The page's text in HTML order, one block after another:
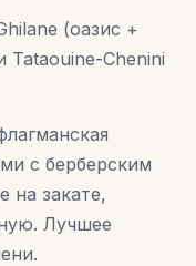
(оазис +
Chenini
с берберским
на закате,
Лучшее